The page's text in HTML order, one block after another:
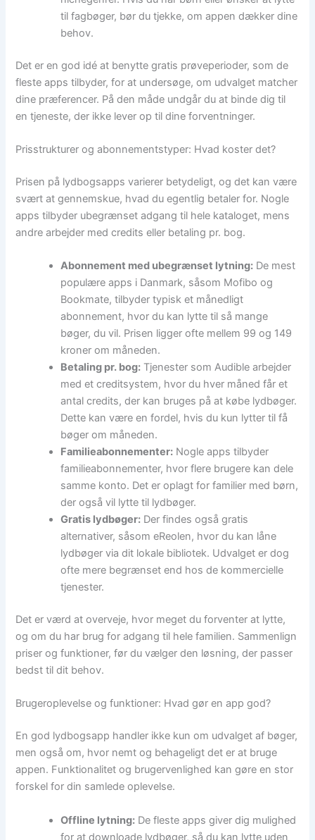
til fagbøger, bør du tjekke, om appen dækker dine
behov.
Det er en god idé at benytte gratis prøveperioder, som de
fleste apps tilbyder, for at undersøge, om udvalget matcher
dine præferencer. På den måde undgår du at binde dig til
en tjeneste, der ikke lever op til dine forventninger.
Prisstrukturer og abonnementstyper: Hvad koster det?
Prisen på lydbogsapps varierer betydeligt, og det kan være
svært at gennemskue, hvad du egentlig betaler for. Nogle
apps tilbyder ubegrænset adgang til hele kataloget, mens
andre arbejder med credits eller betaling pr. bog.
Abonnement med ubegrænset lytning: De mest
populære apps i Danmark, såsom Mofibo og
Bookmate, tilbyder typisk et månedligt
abonnement, hvor du kan lytte til så mange
bøger, du vil. Prisen ligger ofte mellem 99 og 149
kroner om måneden.
Betaling pr. bog: Tjenester som Audible arbejder
med et creditsystem, hvor du hver måned får et
antal credits, der kan bruges på at købe lydbøger.
Dette kan være en fordel, hvis du kun lytter til få
bøger om måneden.
Familieabonnementer: Nogle apps tilbyder
familieabonnementer, hvor flere brugere kan dele
samme konto. Det er oplagt for familier med børn,
der også vil lytte til lydbøger.
Gratis lydbøger: Der findes også gratis
alternativer, såsom eReolen, hvor du kan låne
lydbøger via dit lokale bibliotek. Udvalget er dog
ofte mere begrænset end hos de kommercielle
tjenester.
Det er værd at overveje, hvor meget du forventer at lytte,
og om du har brug for adgang til hele familien. Sammenlign
priser og funktioner, før du vælger den løsning, der passer
bedst til dit behov.
Brugeroplevelse og funktioner: Hvad gør en app god?
En god lydbogsapp handler ikke kun om udvalget af bøger,
men også om, hvor nemt og behageligt det er at bruge
appen. Funktionalitet og brugervenlighed kan gøre en stor
forskel for din samlede oplevelse.
Offline lytning: De fleste apps giver dig mulighed
for at downloade lydbøger, så du kan lytte uden